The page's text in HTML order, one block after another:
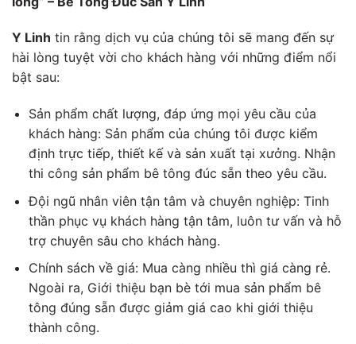
Y Linh tin rằng dịch vụ của chúng tôi sẽ mang đến sự
hài lòng tuyệt vời cho khách hàng với những điểm nổi
bật sau:
Sản phẩm chất lượng, đáp ứng mọi yêu cầu của
khách hàng: Sản phẩm của chúng tôi được kiểm
định trực tiếp, thiết kế và sản xuất tại xưởng. Nhận
thi công sản phẩm bê tông đúc sẵn theo yêu cầu.
Đội ngũ nhân viên tận tâm và chuyên nghiệp: Tinh
thần phục vụ khách hàng tận tâm, luôn tư vấn và hỗ
trợ chuyên sâu cho khách hàng.
Chính sách về giá: Mua càng nhiều thì giá càng rẻ.
Ngoài ra, Giới thiệu bạn bè tới mua sản phẩm bê
tông đúng sẵn được giảm giá cao khi giới thiệu
thành công.